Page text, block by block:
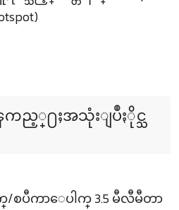
ကည့္႐ႈအသုံးျပဳႏိုင္သ
/စပီကာေပါက္ 3.5 မီလီမီတာ